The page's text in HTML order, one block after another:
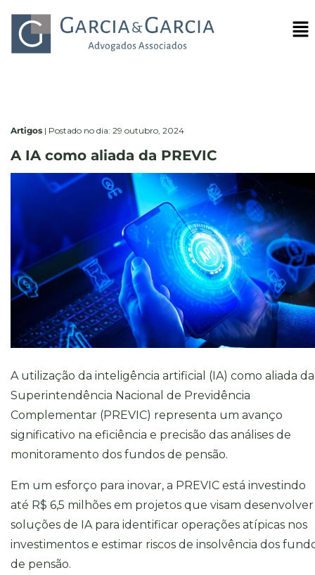
Artigos | Postado no dia: 29 outubro, 2024
A IA como aliada da PREVIC
A utilização da inteligência artificial (IA) como aliada da
Superintendência Nacional de Previdência
Complementar (PREVIC) representa um avanço
significativo na eficiência e precisão das análises de
monitoramento dos fundos de pensão.
Em um esforço para inovar, a PREVIC está investindo
até R$ 6,5 milhões em projetos que visam desenvolver
soluções de IA para identificar operações atípicas nos
investimentos e estimar riscos de insolvência dos
de pensão.